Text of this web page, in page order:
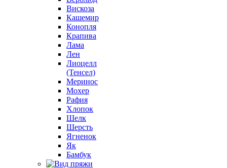
Вискоза
Кашемир
Конопля
Крапива
Лама
Лен
Лиоцелл
(Тенсел)
Меринос
Мохер
Рафия
Хлопок
Шелк
Шерсть
Ягненок
Як
Бамбук